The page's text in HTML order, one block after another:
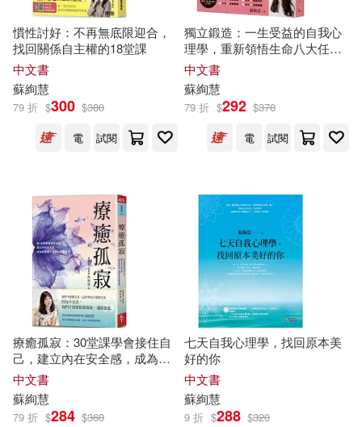
電子書 (可複選)
適合手機平板閱讀(24)
其他
現在可購買商品(52)
作者/演唱/譯/編/繪(78)
價格
範圍
慣性討好：不再無底限迎合，
找回關係自主權的18堂課
中文書
蘇絢慧
79 折 $300 $380
電
試閱
獨立鍛造：一生受益的自我心
理學，重新領悟生命八大任
務，邁向圓滿
中文書
蘇絢慧
79 折 $292 $370
電
試閱
療癒孤寂：30堂課學會接住自
己，建立內在安全感，成為能
與他人連結的完整自我
中文書
蘇絢慧
79 折 $284 $360
七天自我心理學，找回原本美
好的你
中文書
蘇絢慧
9 折 $288 $320